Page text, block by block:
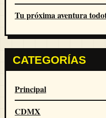
Tu próxima aventura
CATEGORÍAS
Principal
CDMX